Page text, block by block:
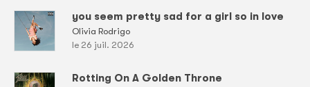
you seem pretty sad for a girl so in love
Olivia Rodrigo
le 26 juil. 2026
Rotting On A Golden Throne